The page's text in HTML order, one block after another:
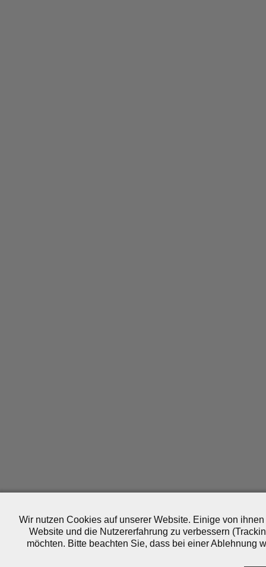
Wir nutzen Cookies auf unserer Website. Einige von
Website und die Nutzererfahrung zu verbessern
möchten. Bitte beachten Sie, dass bei einer Ablehnung